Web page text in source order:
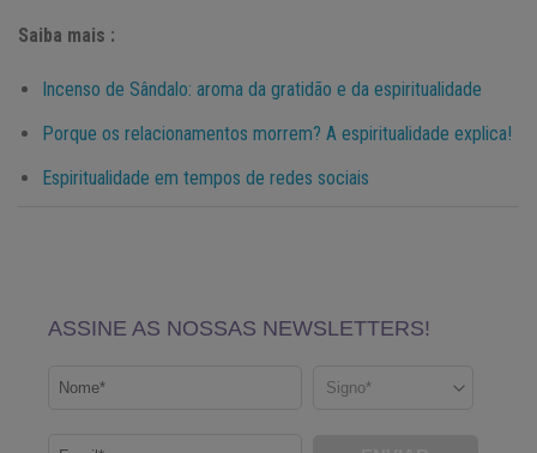
Saiba mais :
Incenso de Sândalo: aroma da gratidão e da espiritualidade
Porque os relacionamentos morrem? A espiritualidade explica!
Espiritualidade em tempos de redes sociais